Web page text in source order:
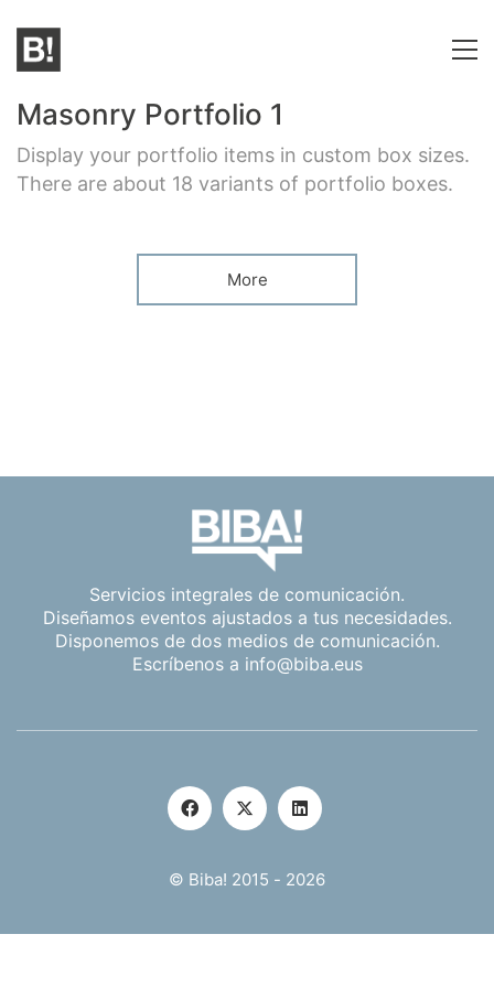
Masonry Portfolio 1
Display your portfolio items in custom box sizes.
There are about 18 variants of portfolio boxes.
More
Servicios integrales de comunicación.
Diseñamos eventos ajustados a tus necesidades.
Disponemos de dos medios de comunicación.
Escríbenos a info@biba.eus
© Biba! 2015 - 2026